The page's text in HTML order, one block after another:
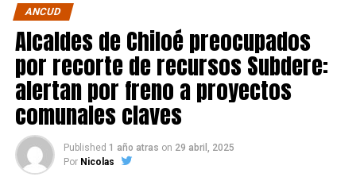
ANCUD
Alcaldes de Chiloé preocupados
por recorte de recursos Subdere:
alertan por freno a proyectos
comunales claves
Published 1 año atras on 29 abril, 2025
Por Nicolas